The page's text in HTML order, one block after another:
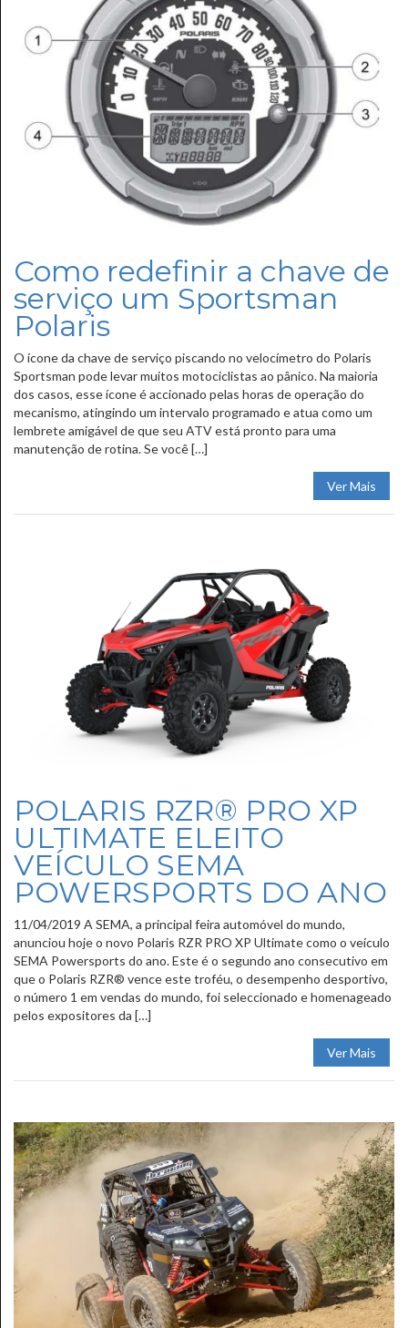
Como redefinir a chave de
serviço um Sportsman
Polaris
O ícone da chave de serviço piscando no velocímetro do Polaris
Sportsman pode levar muitos motociclistas ao pânico. Na maioria
dos casos, esse ícone é accionado pelas horas de operação do
mecanismo, atingindo um intervalo programado e atua como um
lembrete amigável de que seu ATV está pronto para uma
manutenção de rotina. Se você […]
Ver Mais
POLARIS RZR® PRO XP
ULTIMATE ELEITO
VEÍCULO SEMA
POWERSPORTS DO ANO
11/04/2019 A SEMA, a principal feira automóvel do mundo,
anunciou hoje o novo Polaris RZR PRO XP Ultimate como o veículo
SEMA Powersports do ano. Este é o segundo ano consecutivo em
que o Polaris RZR® vence este troféu, o desempenho desportivo,
o número 1 em vendas do mundo, foi seleccionado e homenageado
pelos expositores da […]
Ver Mais